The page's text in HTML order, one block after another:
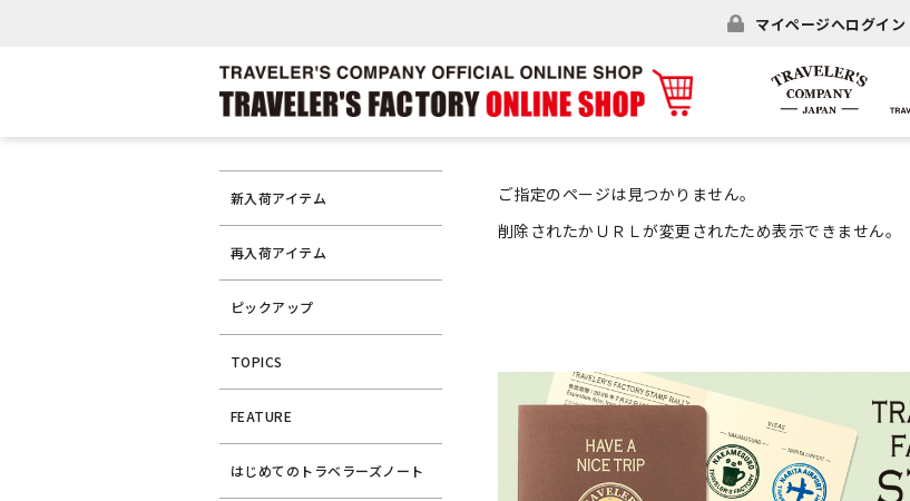
マイページへログイン
ご指定のページは見つかりません。
削除されたかＵＲＬが変更されたため表示できません。
新入荷アイテム
再入荷アイテム
ピックアップ
TOPICS
FEATURE
はじめてのトラベラーズノート